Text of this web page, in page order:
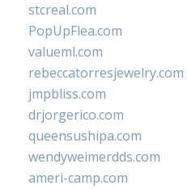
stcreal.com
PopUpFlea.com
valueml.com
rebeccatorresjewelry.com
jmpbliss.com
drjorgerico.com
queensushipa.com
wendyweimerdds.com
ameri-camp.com